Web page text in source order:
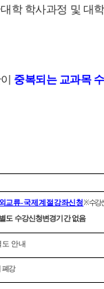
학 학사과정 및 대
중복되는 교과목
교류-국제계절강좌신청※ 수강
도 수강신청변경기간 없음
안내
폐강